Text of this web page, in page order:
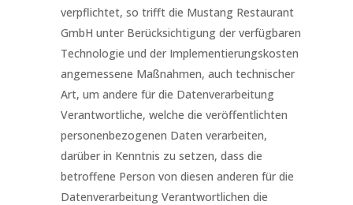
verpflichtet, so trifft die Mustang Restaurant
GmbH unter Berücksichtigung der verfügbaren
Technologie und der Implementierungskosten
angemessene Maßnahmen, auch technischer
Art, um andere für die Datenverarbeitung
Verantwortliche, welche die veröffentlichten
personenbezogenen Daten verarbeiten,
darüber in Kenntnis zu setzen, dass die
betroffene Person von diesen anderen für die
Datenverarbeitung Verantwortlichen die